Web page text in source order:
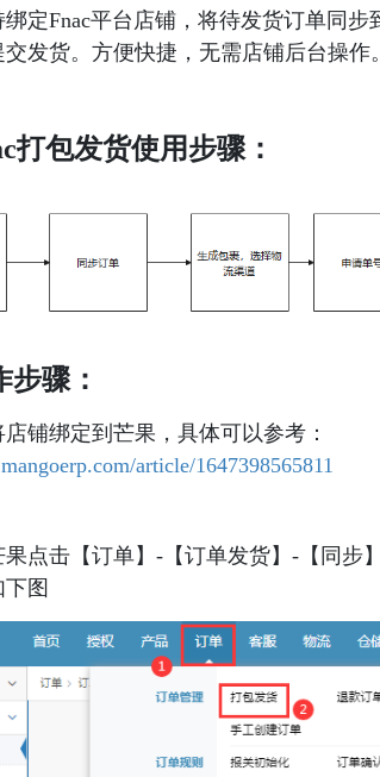
定Fnac平台店铺，将待发货订单同
发货。方便快捷，无需店铺后台操作。
打包发货使用步骤：
步骤：
铺绑定到芒果，具体可以参考：
article/1647398565811
点击【订单】-【订单发货】-【同步
图